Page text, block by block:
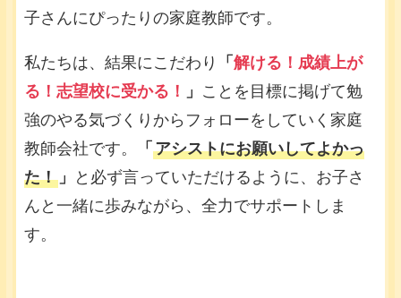
子さんにぴったりの家庭教師です。
私たちは、結果にこだわり 「 解ける！成績上が
る！志望校に受かる！
」 ことを目標に掲げて勉
強のやる気づくりからフォローをしていく家庭
教師会社です。
「 アシストにお願いしてよかっ
た！」
と必ず言っていただけるように、お子さ
んと一緒に歩みながら、全力でサポートしま
す。